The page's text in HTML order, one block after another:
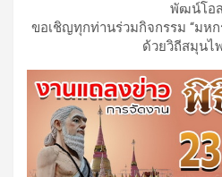
พัฒน์โอ
ขอเชิญทุกท่านร่วมกิจกรรม “มห
ด้วยวิถีสมุนไ